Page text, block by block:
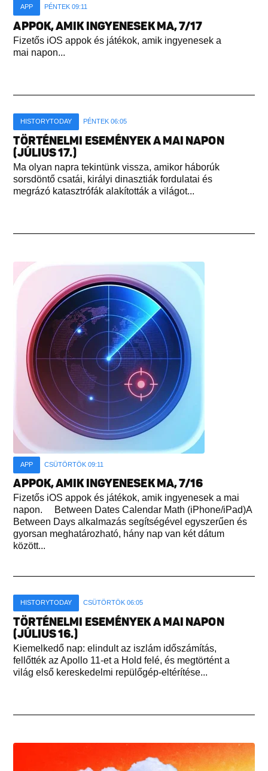
APP PÉNTEK 09:11
APPOK, AMIK INGYENESEK MA, 7/17
Fizetős iOS appok és játékok, amik ingyenesek a
mai napon...
HISTORYTODAY PÉNTEK 06:05
TÖRTÉNELMI ESEMÉNYEK A MAI NAPON
(JÚLIUS 17.)
Ma olyan napra tekintünk vissza, amikor háborúk
sorsdöntő csatái, királyi dinasztiák fordulatai és
megrázó katasztrófák alakították a világot...
APP CSÜTÖRTÖK 09:11
APPOK, AMIK INGYENESEK MA, 7/16
Fizetős iOS appok és játékok, amik ingyenesek a mai
napon. Between Dates Calendar Math (iPhone/iPad)A
Between Days alkalmazás segítségével egyszerűen és
gyorsan meghatározható, hány nap van két dátum
között...
HISTORYTODAY CSÜTÖRTÖK 06:05
TÖRTÉNELMI ESEMÉNYEK A MAI NAPON
(JÚLIUS 16.)
Kiemelkedő nap: elindult az iszlám időszámítás,
fellőtték az Apollo 11-et a Hold felé, és megtörtént a
világ első kereskedelmi repülőgép-eltérítése...